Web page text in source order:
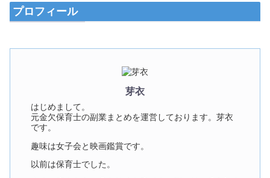
プロフィール
芽衣
はじめまして。
元金欠保育士の副業まとめを運営しております。芽衣
です。
趣味は女子会と映画鑑賞です。
以前は保育士でした。